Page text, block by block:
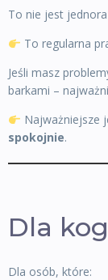
To nie jest
To regularna
Jeśli masz
barkami –
Najważniejsze
spokojnie.
Dla
Dla osób, które: